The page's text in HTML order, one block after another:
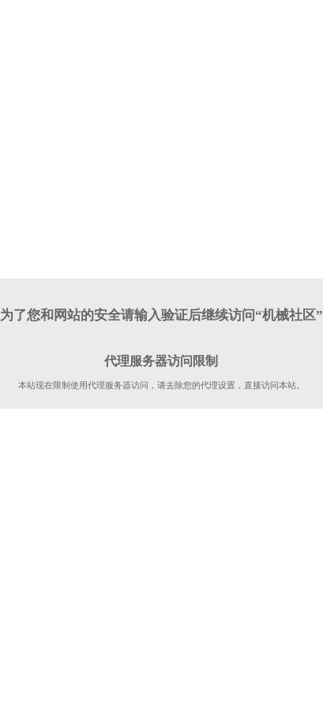
为了您和网站的安全请输入验证后继续访问“机械社区”
代理服务器访问限制
本站现在限制使用代理服务器访问，请去除您的代理设置，直接访问本站。